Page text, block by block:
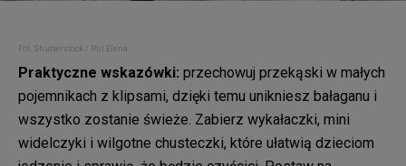
Fot. Shutterstock / Rui Elena
Praktyczne wskazówki: przechowuj przekąski w małych
pojemnikach z klipsami, dzięki temu unikniesz bałaganu i
wszystko zostanie świeże. Zabierz wykałaczki, mini
widelczyki i wilgotne chusteczki, które ułatwią dzieciom